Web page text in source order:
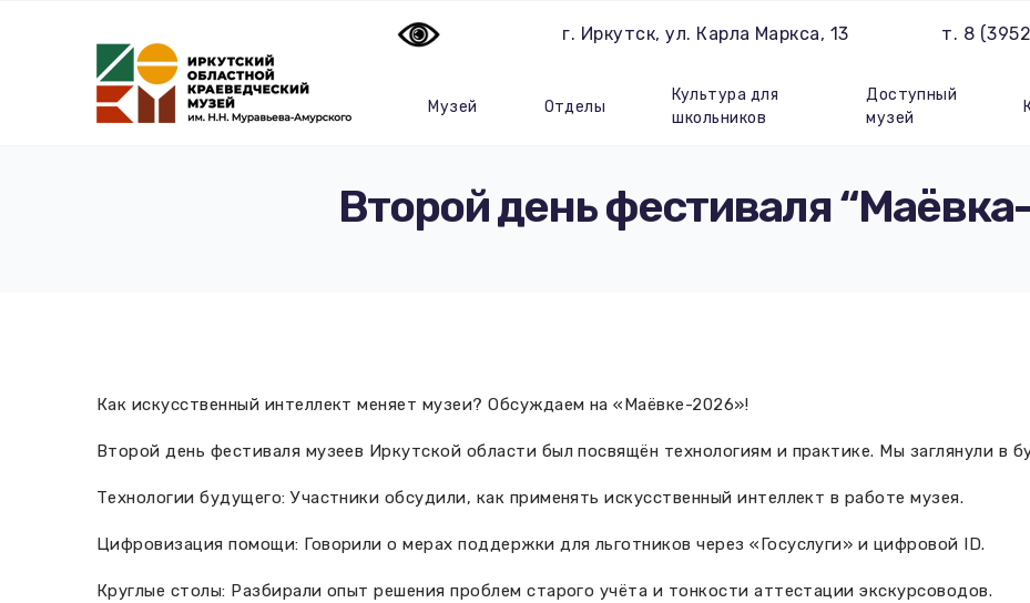
г. Иркутск, ул. Карла Маркса, 13 т. 8
Музей Отделы
Культура для
школьников
Доступный
музей
Второй день фестиваля
Как искусственный интеллект меняет музеи? Обсуждаем на «Маёвке-2026»!
Второй день фестиваля музеев Иркутской области был посвящён технологиям и практике. Мы заглянули в
Технологии будущего: Участники обсудили, как применять искусственный интеллект в работе музея.
Цифровизация помощи: Говорили о мерах поддержки для льготников через «Госуслуги» и цифровой ID.
Круглые столы: Разбирали опыт решения проблем старого учёта и тонкости аттестации экскурсоводов.